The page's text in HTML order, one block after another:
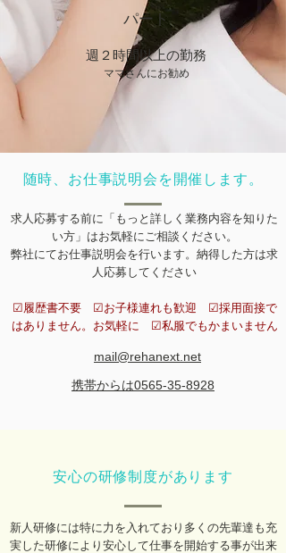
​パート
​週２時間以上の勤務
ママさんにお勧め
​随時、お仕事説明会を開催します。
求人応募する前に「もっと詳しく業務内容を知りた
い方」はお気軽にご相談ください。
弊社にてお仕事説明会を行います。​納得した方は求
人応募してください
☑履歴書不要 ​☑お子様連れも歓迎 ​☑採用面接で
はありません。お気軽に ​☑私服でもかまいません
mail@rehanext.net
携帯からは0565-35-8928
​安心の研修制度があります
新人研修には特に力を入れており多くの先輩達も充
実した研修により安心して仕事を開始する事が出来